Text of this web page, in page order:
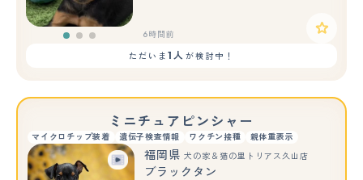
6時間前
ただいま1人 が検討中！
ミニチュアピンシャー
マイクロチップ装着 遺伝子検査情報 ワクチン接種 親体重表示
福岡県 犬の家＆猫の里トリアス久山店
ブラックタン